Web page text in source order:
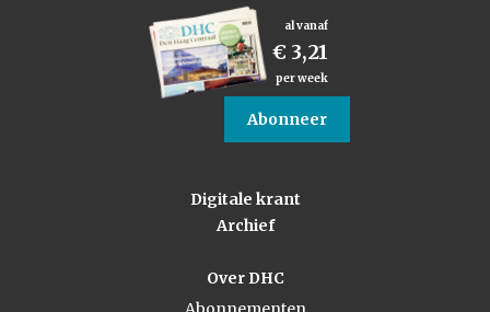
al vanaf
€ 3,21
per week
Abonneer
Digitale krant
Archief
Over DHC